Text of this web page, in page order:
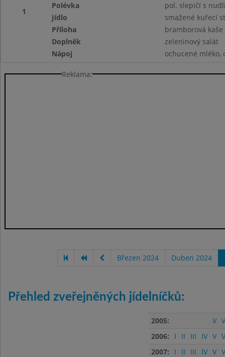
1
Polévka
pol. slepičí s
Jídlo
smažené kuřecí
Příloha
bramborová
Doplněk
zeleninový salát
Nápoj
ochucené mléko,
Reklama:
Březen 2024 Duben 2024
Přehled zveřejněných jídelníčků:
2005: V
2006:
I II III IV V
2007:
I II III IV V